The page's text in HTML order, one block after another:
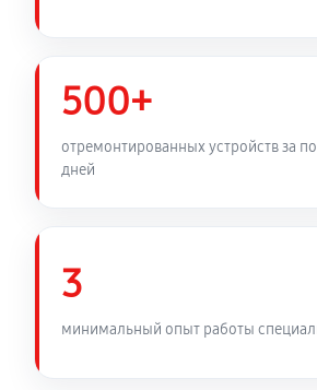
500+
отремонтированных устройств за
дней
3
минимальный опыт работы